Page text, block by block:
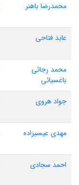
محمدرضا باهنر
عابد فتاحی
محمد رجائی
باغسیائی
جواد هروی
مهدی عیسیزاده
احمد سجادی